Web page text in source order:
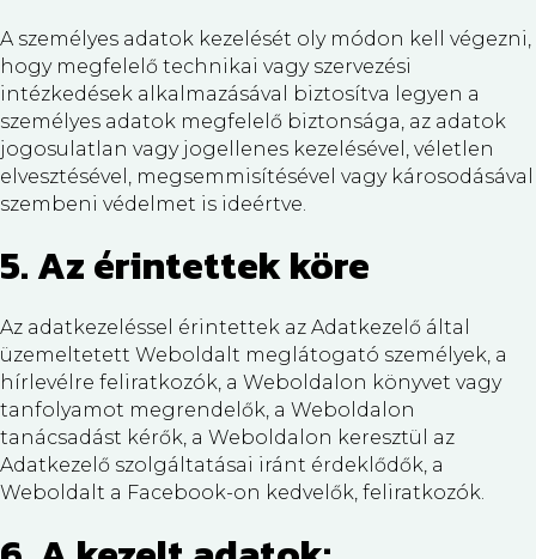
A személyes adatok kezelését oly módon kell végezni,
hogy megfelelő technikai vagy szervezési
intézkedések alkalmazásával biztosítva legyen a
személyes adatok megfelelő biztonsága, az adatok
jogosulatlan vagy jogellenes kezelésével, véletlen
elvesztésével, megsemmisítésével vagy károsodásával
szembeni védelmet is ideértve.
5. Az érintettek köre
Az adatkezeléssel érintettek az Adatkezelő által
üzemeltetett Weboldalt meglátogató személyek, a
hírlevélre feliratkozók, a Weboldalon könyvet vagy
tanfolyamot megrendelők, a Weboldalon
tanácsadást kérők, a Weboldalon keresztül az
Adatkezelő szolgáltatásai iránt érdeklődők, a
Weboldalt a Facebook-on kedvelők, feliratkozók.